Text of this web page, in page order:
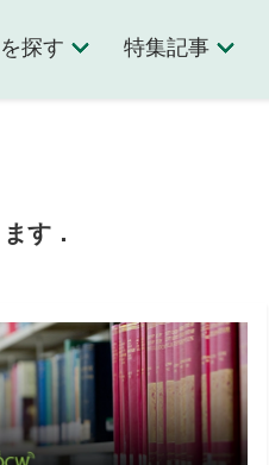
探す 特集記事
す．